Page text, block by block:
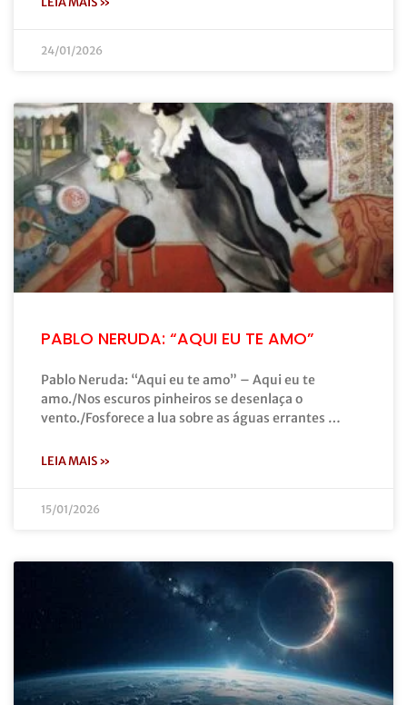
24/01/2026
PABLO NERUDA: “AQUI EU TE AMO”
Pablo Neruda: “Aqui eu te amo” – Aqui eu te
amo./Nos escuros pinheiros se desenlaça o
vento./Fosforece a lua sobre as águas errantes …
LEIA MAIS »
15/01/2026